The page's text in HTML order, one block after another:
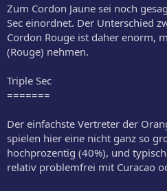
Zum Cordon Jaune sei noch
Sec einordnet. Der Unterschied
Cordon Rouge ist daher enorm,
(Rouge) nehmen.
Triple Sec
=======
Der einfachste Vertreter der
spielen hier eine nicht ganz so
hochprozentig (40%), und
relativ problemfrei mit Curacao